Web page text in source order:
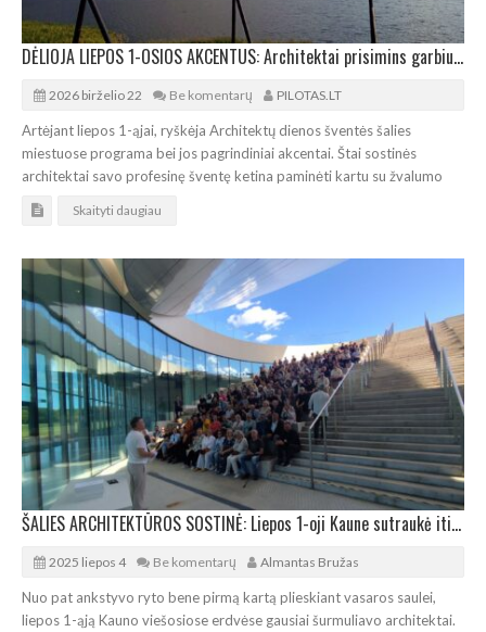
DĖLIOJA LIEPOS 1-OSIOS AKCENTUS: Architektai prisimins garbius kolegas bei jungsis bendrai kelionei
2026 birželio 22 Be komentarų PILOTAS.LT
Artėjant liepos 1-ąjai, ryškėja Architektų dienos šventės šalies
miestuose programa bei jos pagrindiniai akcentai. Štai sostinės
architektai savo profesinę šventę ketina paminėti kartu su žvalumo
Skaityti daugiau
ŠALIES ARCHITEKTŪROS SOSTINĖ: Liepos 1-oji Kaune sutraukė itin gausias architektūrines pajėgas
2025 liepos 4 Be komentarų Almantas Bružas
Nuo pat ankstyvo ryto bene pirmą kartą plieskiant vasaros saulei,
liepos 1-ąją Kauno viešosiose erdvėse gausiai šurmuliavo architektai.